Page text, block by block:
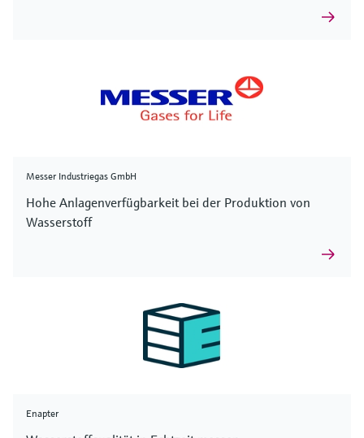
Messer Industriegas GmbH
Hohe Anlagenverfügbarkeit bei der Produktion von
Wasserstoff
Enapter